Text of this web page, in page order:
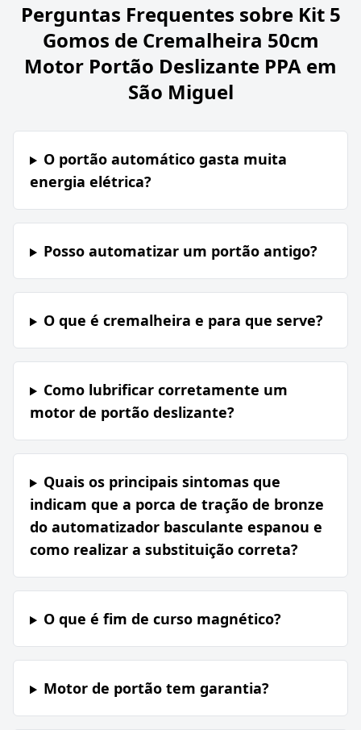
Perguntas Frequentes sobre Kit 5
Gomos de Cremalheira 50cm
Motor Portão Deslizante PPA em
São Miguel
O portão automático gasta muita
energia elétrica?
Posso automatizar um portão antigo?
O que é cremalheira e para que serve?
Como lubrificar corretamente um
motor de portão deslizante?
Quais os principais sintomas que
indicam que a porca de tração de bronze
do automatizador basculante espanou e
como realizar a substituição correta?
O que é fim de curso magnético?
Motor de portão tem garantia?